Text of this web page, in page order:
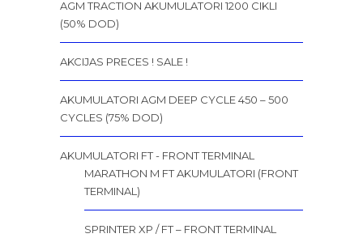
AGM TRACTION AKUMULATORI 1200 CIKLI
(50% DOD)
AKCIJAS PRECES ! SALE !
AKUMULATORI AGM DEEP CYCLE 450 – 500
CYCLES (75% DOD)
AKUMULATORI FT - FRONT TERMINAL
MARATHON M FT AKUMULATORI (FRONT
TERMINAL)
SPRINTER XP / FT – FRONT TERMINAL